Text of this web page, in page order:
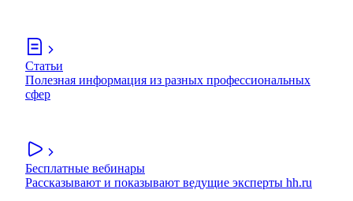
Статьи
Полезная информация из разных профессиональных
сфер
Бесплатные вебинары
Рассказывают и показывают ведущие эксперты hh.ru